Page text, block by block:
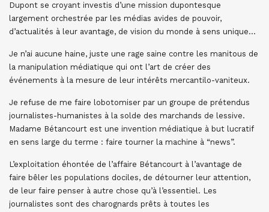
Dupont se croyant investis d’une mission dupontesque
largement orchestrée par les médias avides de pouvoir,
d’actualités à leur avantage, de vision du monde à sens unique…
Je n’ai aucune haine, juste une rage saine contre les manitous de
la manipulation médiatique qui ont l’art de créer des
événements à la mesure de leur intérêts mercantilo-vaniteux.
Je refuse de me faire lobotomiser par un groupe de prétendus
journalistes-humanistes à la solde des marchands de lessive.
Madame Bétancourt est une invention médiatique à but lucratif
en sens large du terme : faire tourner la machine à “news”.
L’exploitation éhontée de l’affaire Bétancourt à l’avantage de
faire bêler les populations dociles, de détourner leur attention,
de leur faire penser à autre chose qu’à l’essentiel. Les
journalistes sont des charognards prêts à toutes les